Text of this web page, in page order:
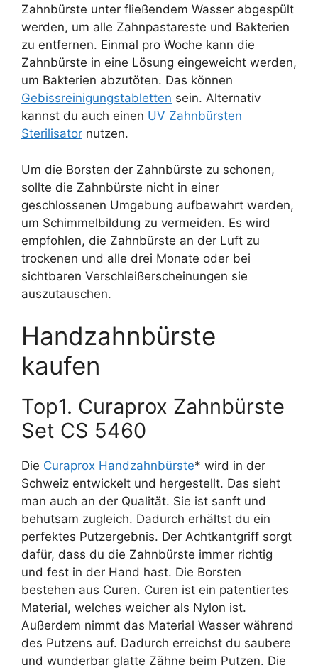
Zahnbürste unter fließendem Wasser abgespült
werden, um alle Zahnpastareste und Bakterien
zu entfernen. Einmal pro Woche kann die
Zahnbürste in eine Lösung eingeweicht werden,
um Bakterien abzutöten. Das können
Gebissreinigungstabletten sein. Alternativ
kannst du auch einen UV Zahnbürsten
Sterilisator nutzen.
Um die Borsten der Zahnbürste zu schonen,
sollte die Zahnbürste nicht in einer
geschlossenen Umgebung aufbewahrt werden,
um Schimmelbildung zu vermeiden. Es wird
empfohlen, die Zahnbürste an der Luft zu
trockenen und alle drei Monate oder bei
sichtbaren Verschleißerscheinungen sie
auszutauschen.
Handzahnbürste
kaufen
Top1. Curaprox Zahnbürste
Set CS 5460
Die Curaprox Handzahnbürste* wird in der
Schweiz entwickelt und hergestellt. Das sieht
man auch an der Qualität. Sie ist sanft und
behutsam zugleich. Dadurch erhältst du ein
perfektes Putzergebnis. Der Achtkantgriff sorgt
dafür, dass du die Zahnbürste immer richtig
und fest in der Hand hast. Die Borsten
bestehen aus Curen. Curen ist ein patentiertes
Material, welches weicher als Nylon ist.
Außerdem nimmt das Material Wasser während
des Putzens auf. Dadurch erreichst du saubere
und wunderbar glatte Zähne beim Putzen. Die